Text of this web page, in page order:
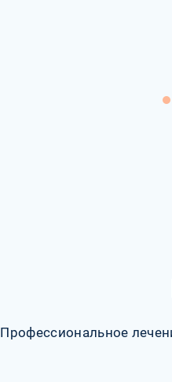
Профессиональное